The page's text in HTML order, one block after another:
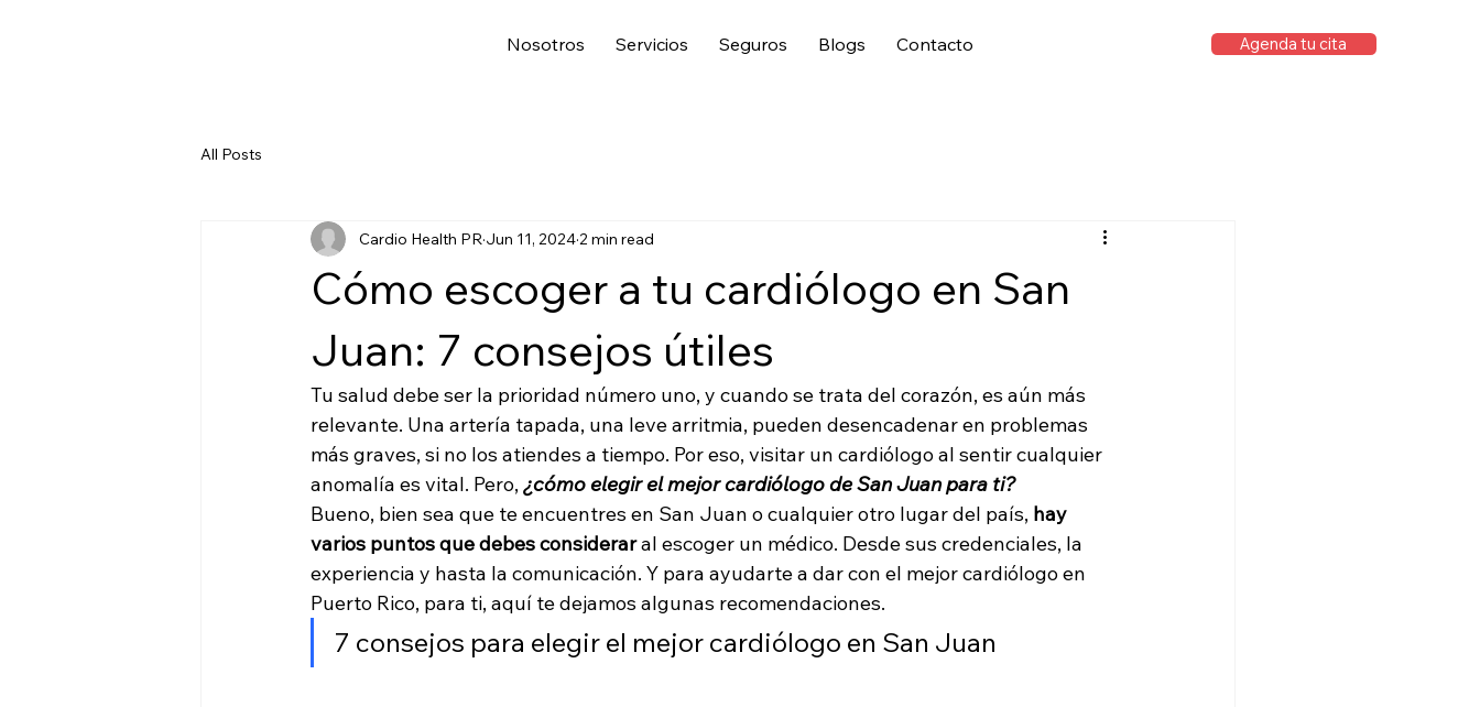
Nosotros Servicios Seguros Blogs Contacto Agenda tu cita
All Posts
Cómo escoger a tu cardiólogo en San
Juan: 7 consejos útiles
Cardio Health PR Jun 11, 20242 min read
Tu salud debe ser la prioridad número uno, y cuando se trata del corazón, es aún más
relevante. Una artería tapada, una leve arritmia, pueden desencadenar en problemas
más graves, si no los atiendes a tiempo. Por eso, visitar un cardiólogo al sentir cualquier
anomalía es vital. Pero, ¿cómo elegir el mejor cardiólogo de San Juan para ti?
Bueno, bien sea que te encuentres en San Juan o cualquier otro lugar del país, hay
varios puntos que debes considerar al escoger un médico. Desde sus credenciales, la
experiencia y hasta la comunicación. Y para ayudarte a dar con el mejor cardiólogo en
Puerto Rico, para ti, aquí te dejamos algunas recomendaciones.
7 consejos para elegir el mejor cardiólogo en San Juan